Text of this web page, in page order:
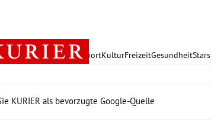
PolitikWirtschaft SportKulturFreizeitGesundheitStars
KURIER als bevorzugte Google-Quelle